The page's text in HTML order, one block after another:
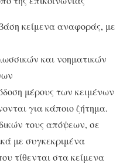
κείμενα αναφοράς, με
και νοηματικών
μέρους των κειμένων
για κάποιο ζήτημα.
τους απόψεων, σε
με συγκεκριμένα
τίθενται στα κείμενα